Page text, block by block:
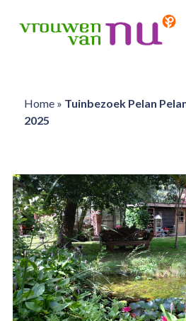
Home» Tuinbezoek Pelan
2025